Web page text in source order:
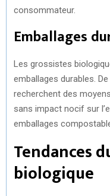
consommateur.
Emballages
Les grossistes
emballages durables.
recherchent des
sans impact nocif sur
emballages
Tendances
biologique